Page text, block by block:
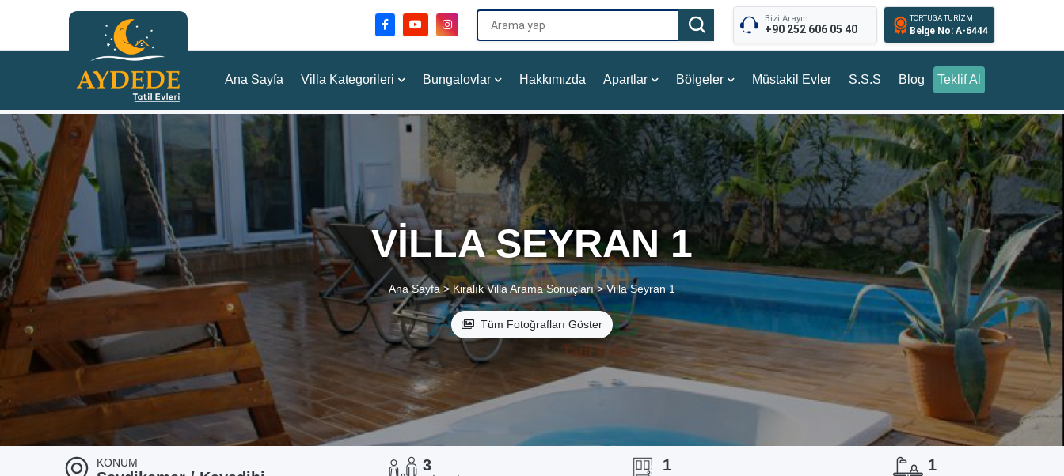
Bizi Arayın
+90 252 606 05 40
TORTUGA TURİZM
Belge No: A-6444
Ana Sayfa Villa Kategorileri Bungalovlar Hakkımızda Apartlar Bölgeler Müstakil Evler S.S.S Blog Teklif Al
VILLA SEYRAN 1
Ana Sayfa > Kiralık Villa Arama Sonuçları > Villa Seyran 1
Tüm Fotoğrafları Göster
KONUM 3 1 1